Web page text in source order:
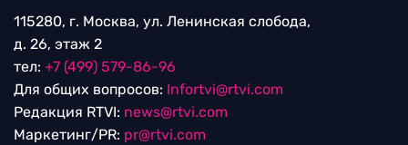
115280, г. Москва, ул. Ленинская слобода,
д. 26, этаж 2
тел: +7 (499) 579-86-96
Для общих вопросов: Infortvi@rtvi.com
Редакция RTVI: news@rtvi.com
Маркетинг/PR: pr@rtvi.com